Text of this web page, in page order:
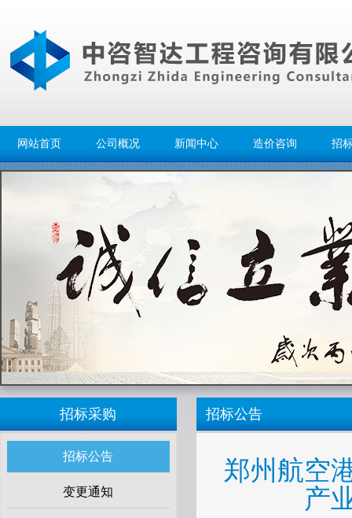
网站首页 公司概况 新闻中心 造价咨询 招
招标采购
招标公告
变更通知
招标公告
郑州航空
产